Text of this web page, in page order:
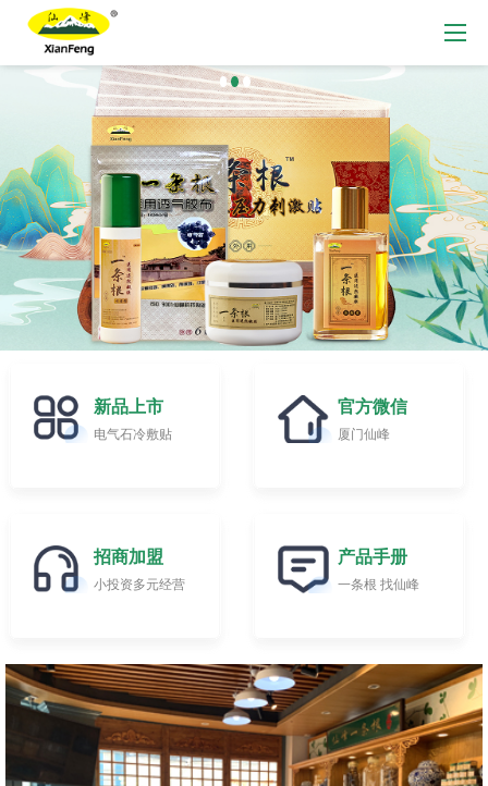
新品上市
电气石冷敷贴
官方微信
厦门仙峰
招商加盟
小投资多元经营
产品手册
一条根 找仙峰